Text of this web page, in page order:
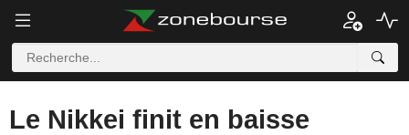
Le Nikkei finit en baisse